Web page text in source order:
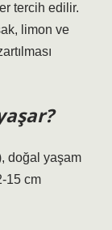
tercih edilir.
limon ve
doğal yaşam
15 cm